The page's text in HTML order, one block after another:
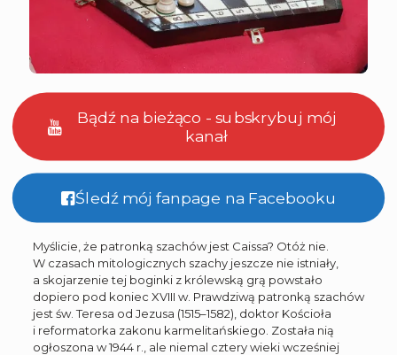
Bądź na bieżąco - subskrybuj mój
kanał
Śledź mój fanpage na Facebooku
Myślicie, że patronką szachów jest Caissa? Otóż nie.
W czasach mitologicznych szachy jeszcze nie istniały,
a skojarzenie tej boginki z królewską grą powstało
dopiero pod koniec XVIII w. Prawdziwą patronką szachów
jest św. Teresa od Jezusa (1515–1582), doktor Kościoła
i reformatorka zakonu karmelitańskiego. Została nią
ogłoszona w 1944 r., ale niemal cztery wieki wcześniej